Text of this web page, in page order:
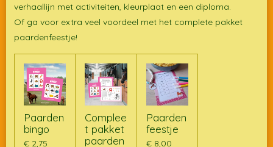
verhaallijn met activiteiten, kleurplaat en een diploma.
Of ga voor extra veel voordeel met het complete pakket
paardenfeestje!
Paarden
bingo
€ 2,75
Complee
t pakket
paarden
Paarden
feestje
€ 8,00